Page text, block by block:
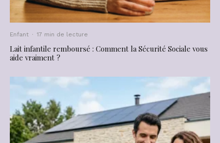
Enfant · 17 min de lecture
Lait infantile remboursé : Comment la Sécurité Sociale vous
aide vraiment ?